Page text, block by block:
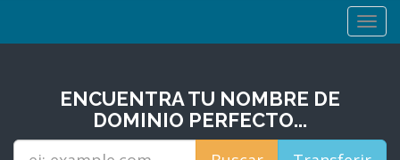
ENCUENTRA TU NOMBRE DE
DOMINIO PERFECTO...